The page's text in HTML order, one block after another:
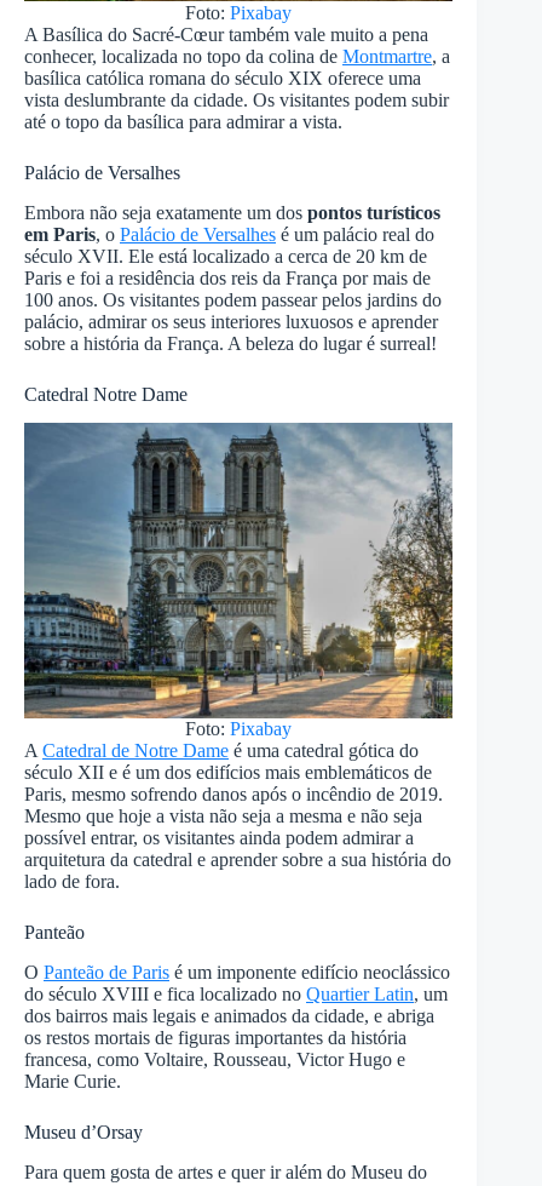
Foto:Pixabay
A Basílica do Sacré-Cœur também vale muito a pena
conhecer, localizada no topo da colina de Montmartre, a
basílica católica romana do século XIX oferece uma
vista deslumbrante da cidade. Os visitantes podem subir
até o topo da basílica para admirar a vista.
Palácio de Versalhes
Embora não seja exatamente um dos pontos turísticos
em Paris, o Palácio de Versalhes é um palácio real do
século XVII. Ele está localizado a cerca de 20 km de
Paris e foi a residência dos reis da França por mais de
100 anos. Os visitantes podem passear pelos jardins do
palácio, admirar os seus interiores luxuosos e aprender
sobre a história da França. A beleza do lugar é surreal!
Catedral Notre Dame
Foto: Pixabay
A Catedral de Notre Dame é uma catedral gótica do
século XII e é um dos edifícios mais emblemáticos de
Paris, mesmo sofrendo danos após o incêndio de 2019.
Mesmo que hoje a vista não seja a mesma e não seja
possível entrar, os visitantes ainda podem admirar a
arquitetura da catedral e aprender sobre a sua história do
lado de fora.
Panteão
O Panteão de Paris é um imponente edifício neoclássico
do século XVIII e fica localizado no Quartier Latin, um
dos bairros mais legais e animados da cidade, e abriga
os restos mortais de figuras importantes da história
francesa, como Voltaire, Rousseau, Victor Hugo e
Marie Curie.
Museu d’Orsay
Para quem gosta de artes e quer ir além do Museu do